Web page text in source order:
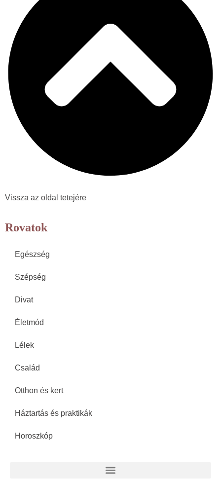
Vissza az oldal tetejére
Rovatok
Egészség
Szépség
Divat
Életmód
Lélek
Család
Otthon és kert
Háztartás és praktikák
Horoszkóp